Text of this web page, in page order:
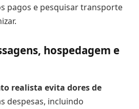
pagos e pesquisar transporte
hospedagem e
realista evita dores de
despesas, incluindo